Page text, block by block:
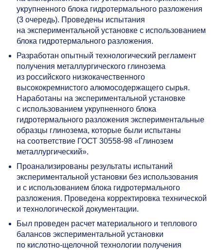
укрупненного блока гидротермального разложения
(3 очередь). Проведены испытания
на экспериментальной установке с использованием
блока гидротермального разложения.
Разработан опытный технологический регламент
получения металлургического глинозема
из российского низкокачественного
высококремнистого алюмосодержащего сырья.
Наработаны на экспериментальной установке
с использованием укрупненного блока
гидротермального разложения экспериментальные
образцы глинозема, которые были испытаны
на соответствие ГОСТ30558-98 «Глинозем
металлургический».
Проанализированы результаты испытаний
экспериментальной установки без использования
и с использованием блока гидротермального
разложения. Проведена корректировка технической
и технологической документации.
Был проведен расчет материального и теплового
балансов экспериментальной установки
по кислотно-щелочной технологии получения